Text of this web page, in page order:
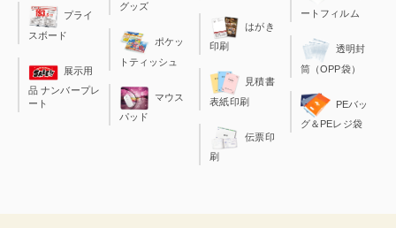
プライ
スボード
展示用
品 ナンバープレ
ート
グッズ
ポケッ
トティッシュ
マウス
パッド
はがき
印刷
見積書
表紙印刷
伝票印
刷
ートフィルム
透明封
筒（OPP袋）
PEバッ
グ＆PEレジ袋